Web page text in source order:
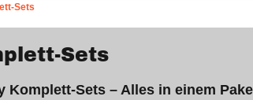
Sets
Sets
Komplett‑Sets – Alles in einem